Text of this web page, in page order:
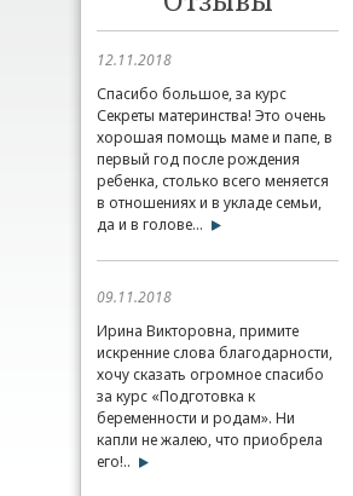
12.11.2018
Спасибо большое, за курс
Секреты материнства! Это очень
хорошая помощь маме и папе, в
первый год после рождения
ребенка, столько всего меняется
в отношениях и в укладе семьи,
да и в голове...
09.11.2018
Ирина Викторовна, примите
искренние слова благодарности,
хочу сказать огромное спасибо
за курс «Подготовка к
беременности и родам». Ни
капли не жалею, что приобрела
его!..